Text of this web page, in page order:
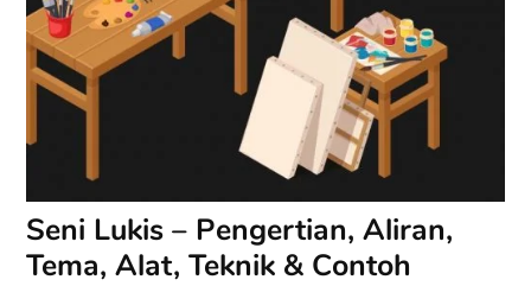
Seni Lukis – Pengertian, Aliran,
Tema, Alat, Teknik & Contoh